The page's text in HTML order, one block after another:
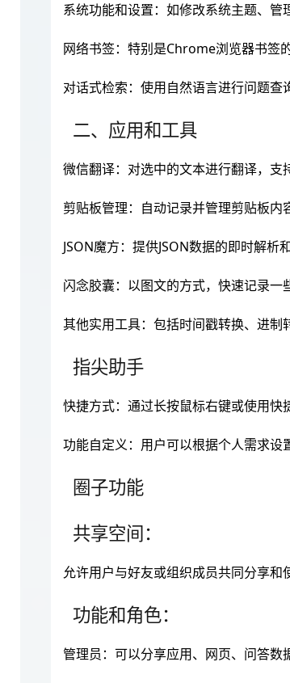
系统功能和设置：如修改系统主题、管
网络书签：特别是Chrome浏览器书签
对话式检索：使用自然语言进行问题查
二、应用和工具
微信翻译：对选中的文本进行翻译，支
剪贴板管理：自动记录并管理剪贴板内
JSON魔方：提供JSON数据的即时解析
闪念胶囊：以图文的方式，快速记录一
其他实用工具：包括时间戳转换、进制
指尖助手
快捷方式：通过长按鼠标右键或使用快
功能自定义：用户可以根据个人需求设
圈子功能
共享空间：
允许用户与好友或组织成员共同分享和
功能和角色：
管理员：可以分享应用、网页、问答数